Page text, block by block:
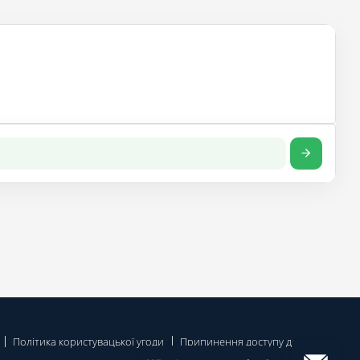
Політика користувацької угоди
Припинення доступу до